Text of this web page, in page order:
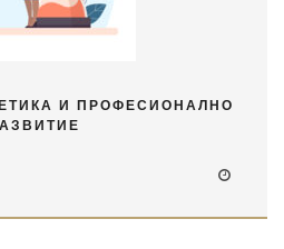
И ПРОФЕСИОНАЛНО